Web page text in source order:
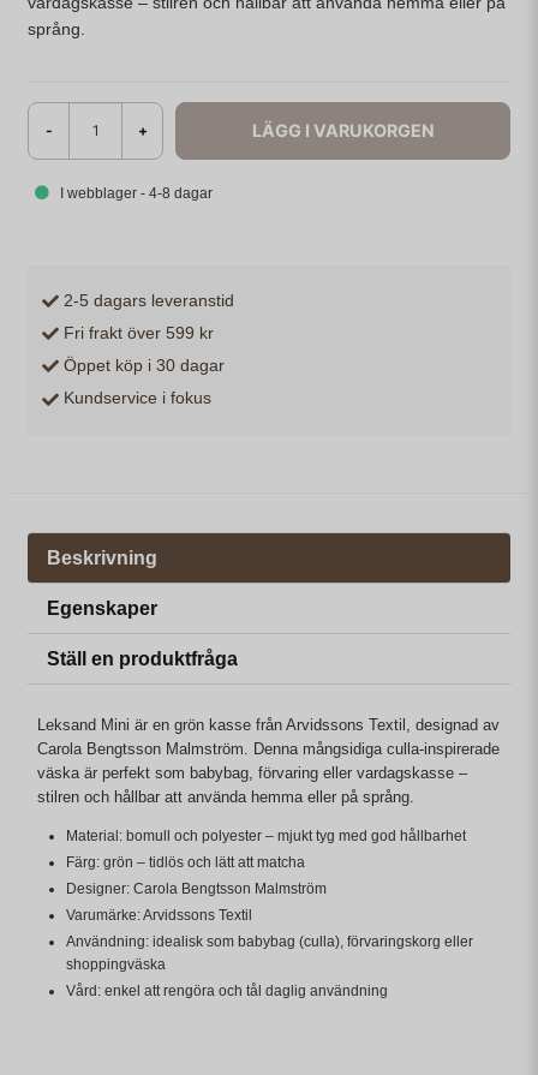
språng.
- + LÄGG I VARUKORGEN
I webblager - 4-8 dagar
2-5 dagars leveranstid
Fri frakt över 599 kr
Öppet köp i 30 dagar
Kundservice i fokus
Beskrivning
Egenskaper
Ställ en produktfråga
Leksand Mini är en grön kasse från Arvidssons Textil, designad av
Carola Bengtsson Malmström. Denna mångsidiga culla-inspirerade
väska är perfekt som babybag, förvaring eller vardagskasse –
stilren och hållbar att använda hemma eller på språng.
Material: bomull och polyester – mjukt tyg med god hållbarhet
Färg: grön – tidlös och lätt att matcha
Designer: Carola Bengtsson Malmström
Varumärke: Arvidssons Textil
Användning: idealisk som babybag (culla), förvaringskorg eller
shoppingväska
Vård: enkel att rengöra och tål daglig användning